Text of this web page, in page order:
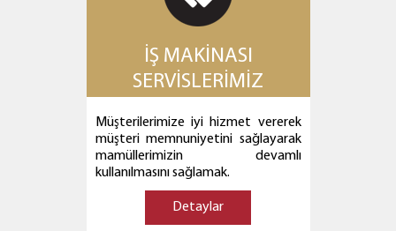
İŞ MAKİNASI
SERVİSLERİMİZ
Müşterilerimize iyi hizmet vererek
müşteri memnuniyetini sağlayarak
mamüllerimizin devamlı
kullanılmasını sağlamak.
Bunu sağlamak için modern bir
atelyeye iyi eğitilmiş personele ve
çok iyi bir alt yapıya sahibiz.
Detaylar